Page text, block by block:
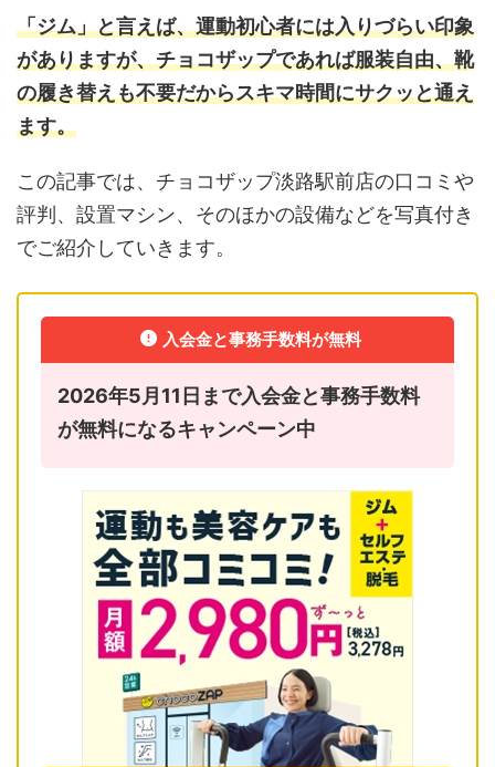
「ジム」と言えば、運動初心者には入りづらい印象
がありますが、チョコザップであれば服装自由、靴
の履き替えも不要だからスキマ時間にサクッと通え
ます。
この記事では、チョコザップ淡路駅前店の口コミや
評判、設置マシン、そのほかの設備などを写真付き
でご紹介していきます。
入会金と事務手数料が無料
2026年5月11日まで入会金と事務手数料
が無料になるキャンペーン中